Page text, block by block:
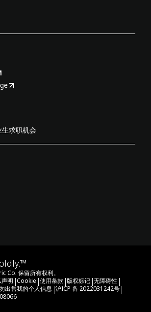
求职机会
Co. 保留所有权利。
明 |Cookie |使用条款 |版权标记 |无障碍性 |
出售我的个人信息 |沪ICP 备 2022031242号 |